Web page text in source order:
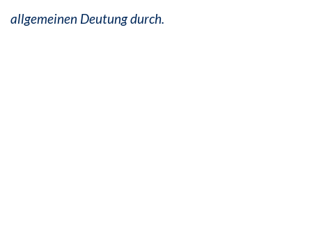
allgemeinen Deutung durch.